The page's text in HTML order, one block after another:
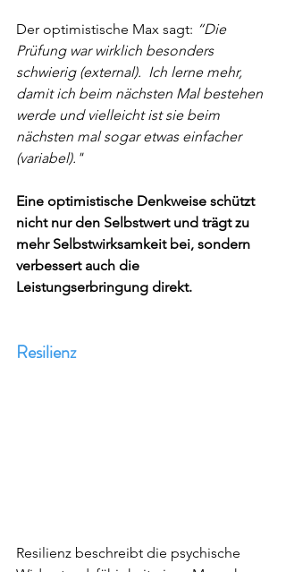
Der optimistische Max sagt: “Die
Prüfung war wirklich besonders
schwierig (external).  Ich lerne mehr,
damit ich beim nächsten Mal bestehen
werde und vielleicht ist sie beim
nächsten mal sogar etwas einfacher
(variabel)."
Eine optimistische Denkweise schützt
nicht nur den Selbstwert und trägt zu
mehr Selbstwirksamkeit bei, sondern
verbessert auch die
Leistungserbringung direkt.
Resilienz
Resilienz beschreibt die psychische